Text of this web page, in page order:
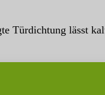
Türdichtung lässt